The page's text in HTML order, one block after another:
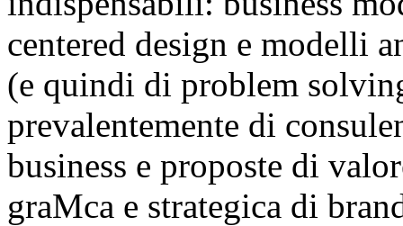
centered design e modelli
(e quindi di problem
prevalentemente di
business e proposte di
graMca e strategica di